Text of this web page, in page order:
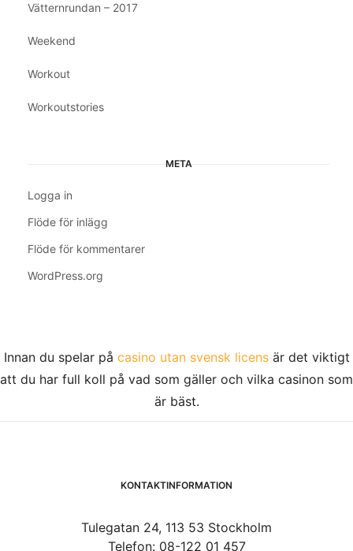
Vätternrundan – 2017
Weekend
Workout
Workoutstories
META
Logga in
Flöde för inlägg
Flöde för kommentarer
WordPress.org
Innan du spelar på casino utan svensk licensär det viktigt
att du har full koll på vad som gäller och vilka casinon som
är bäst.
KONTAKTINFORMATION
Tulegatan 24, 113 53 Stockholm
Telefon: 08-122 01 457